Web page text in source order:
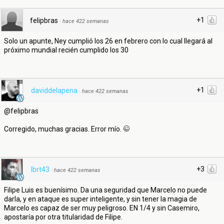
+1
felipbras · hace 422 semanas
Solo un apunte, Ney cumplió los 26 en febrero con lo cual llegará al
próximo mundial recién cumplido los 30
+1
daviddelapena · hace 422 semanas
@felipbras
Corregido, muchas gracias. Error mío.
+3
lbrt43 · hace 422 semanas
Filipe Luis es buenísimo. Da una seguridad que Marcelo no puede
darla, y en ataque es super inteligente, y sin tener la magia de
Marcelo es capaz de ser muy peligroso. EN 1/4 y sin Casemiro,
apostaría por otra titularidad de Filipe.